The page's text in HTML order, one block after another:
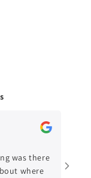
was there
where